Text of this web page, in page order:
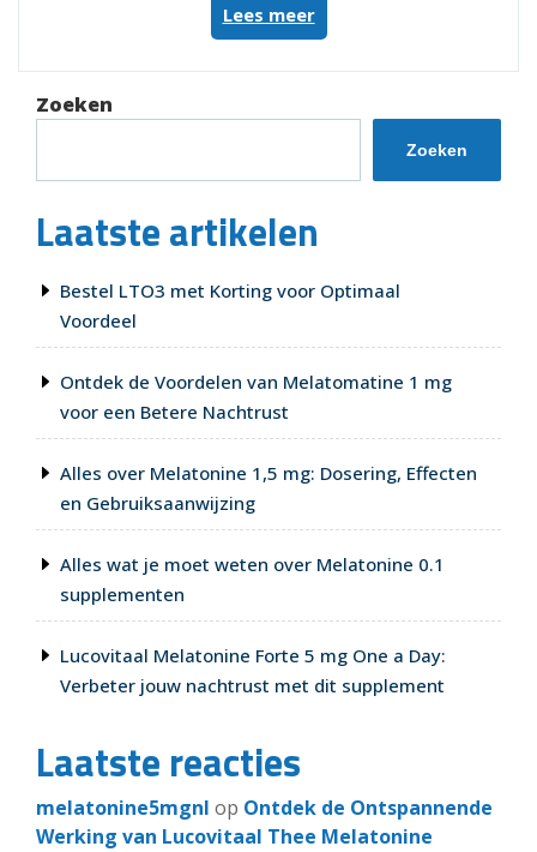
Lees meer“Verband
tussen
Spierpijn
Stress:
Zoeken
Zoeken
Laatste artikelen
Bestel LTO3 met Korting voor Optimaal
Voordeel
Ontdek de Voordelen van Melatomatine 1 mg
voor een Betere Nachtrust
Alles over Melatonine 1,5 mg: Dosering, Effecten
en Gebruiksaanwijzing
Alles wat je moet weten over Melatonine 0.1
supplementen
Lucovitaal Melatonine Forte 5 mg One a Day:
Verbeter jouw nachtrust met dit supplement
Laatste reacties
melatonine5mgnl op Ontdek de Ontspannende
Werking van Lucovitaal Thee Melatonine